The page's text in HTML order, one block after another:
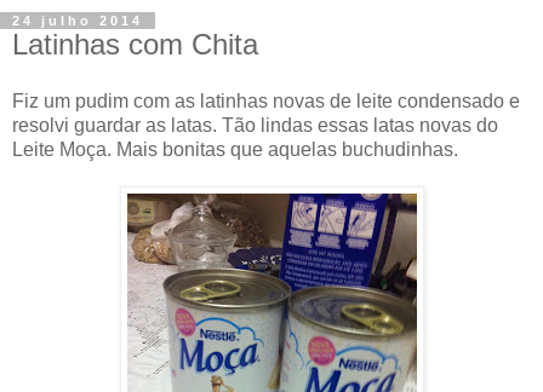
24 julho 2014
Latinhas com Chita
Fiz um pudim com as latinhas novas de leite condensado e
resolvi guardar as latas. Tão lindas essas latas novas do
Leite Moça. Mais bonitas que aquelas buchudinhas.